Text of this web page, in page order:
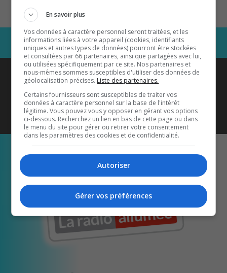
Coyote New Countryest diffusé
également sur1033 HD2
Écoutez-nous aussi sur…
En savoir plus
Vos données à caractère personnel seront traitées, et les
informations liées à votre appareil (cookies, identifiants
uniques et autres types de données) pourront être stockées
et consultées par 66 partenaires, ainsi que partagées avec lui,
ou utilisées spécifiquement par ce site. Nos partenaires et
nous-mêmes sommes susceptibles d'utiliser des données de
géolocalisation précises. Liste des partenaires.
Certains fournisseurs sont susceptibles de traiter vos
données à caractère personnel sur la base de l'intérêt
légitime. Vous pouvez vous y opposer en gérant vos options
ci-dessous. Recherchez un lien en bas de cette page ou dans
le menu du site pour gérer ou retirer votre consentement
dans les paramètres des cookies et de confidentialité.
Autoriser
Gérer vos préférences